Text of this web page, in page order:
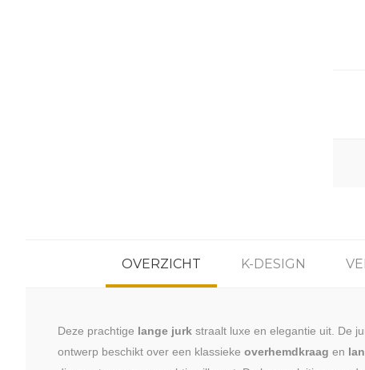
OVERZICHT K-DESIGN
Deze prachtige lange jurk straalt luxe en elegantie uit. De
ontwerp beschikt over een klassieke overhemdkraag en